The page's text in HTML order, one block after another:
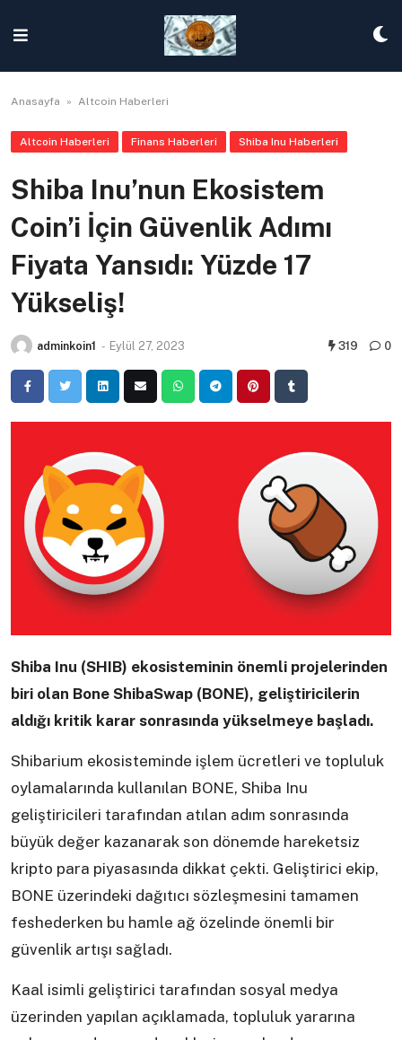
content
Anasayfa » Altcoin Haberleri
Altcoin Haberleri Finans Haberleri Shiba Inu Haberleri
Shiba Inu’nun Ekosistem
Coin’i İçin Güvenlik Adımı
Fiyata Yansıdı: Yüzde 17
Yükseliş!
adminkoin1 - Eylül 27, 2023 319 0
Shiba Inu (SHIB) ekosisteminin önemli projelerinden
biri olan Bone ShibaSwap (BONE), geliştiricilerin
aldığı kritik karar sonrasında yükselmeye başladı.
Shibarium ekosisteminde işlem ücretleri ve topluluk
oylamalarında kullanılan BONE, Shiba Inu
geliştiricileri tarafından atılan adım sonrasında
büyük değer kazanarak son dönemde hareketsiz
kripto para piyasasında dikkat çekti. Geliştirici ekip,
BONE üzerindeki dağıtıcı sözleşmesini tamamen
feshederken bu hamle ağ özelinde önemli bir
güvenlik artışı sağladı.
Kaal isimli geliştirici tarafından sosyal medya
üzerinden yapılan açıklamada, topluluk yararına